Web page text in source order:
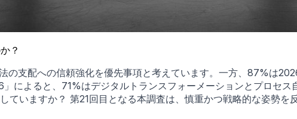
？
支配への信頼強化を優先事項と考えています。一方、87%は
によると、71%はデジタルトランスフォーメーションとプロセ
ていますか？ 第21回目となる本調査は、慎重かつ戦略的な姿勢を